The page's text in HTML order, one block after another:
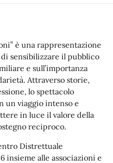
è una rappresentazione
sensibilizzare il pubblico
e sull’importanza
Attraverso storie,
lo spettacolo
un viaggio intenso e
in luce il valore della
reciproco.
Distrettuale
insieme alle associazioni e